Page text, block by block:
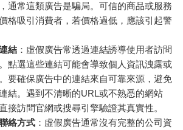
通常這類廣告是騙局。可信的商品或服務
格吸引消費者，若價格過低，應該引起警
結 ：虛假廣告常透過連結誘導使用者訪問
點選這些連結可能會導致個人資訊洩露或
要確保廣告中的連結來自可靠來源，避免
結。遇到不清晰的URL或不熟悉的網站
接訪問官網或搜尋引擎驗證其真實性。
絡方式 ：虛假廣告通常沒有完整的公司資